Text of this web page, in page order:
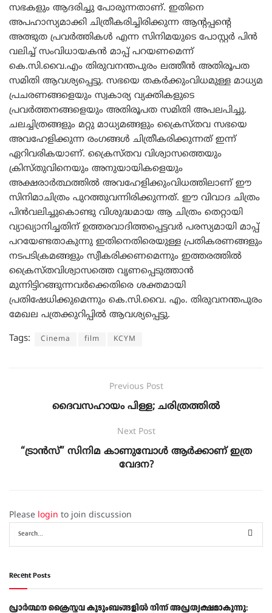
സഭകളും ആദരിച്ചു പോരുന്നതാണ്. ഇതിനെ
അപഹാസ്യമാക്കി ചിത്രീകരിച്ചിരിക്കുന്ന ആന്റപ്പന്റെ
അത്ഭുത പ്രവർത്തികൾ എന്ന സിനിമയുടെ പോസ്റ്റർ പിൻ
വലിച്ച് സംവിധായകൻ മാപ്പ് പറയണമെന്ന്
കെ.സി.വൈ.എം തിരുവനന്തപുരം ലത്തീൻ അതിരൂപത
സമിതി ആവശ്യപ്പെട്ടു. സഭയെ തകർക്കുംവിധമുള്ള മാധ്യമ
പ്രചരണങ്ങളെയും സ്വകാര്യ വ്യക്തികളുടെ
പ്രവർത്തനങ്ങളെയും അതിരൂപത സമിതി അപലപിച്ചു.
ചലച്ചിത്രങ്ങളും മറ്റു മാധ്യമങ്ങളും ക്രൈസ്തവ സഭയെ
അവഹേളിക്കുന്ന രംഗങ്ങൾ ചിത്രീകരിക്കുന്നത് ഇന്ന്
ഏറിവരികയാണ്. ക്രൈസ്തവ വിശ്വാസത്തെയും
ക്രിസ്തുവിനെയും അനുയായികളെയും
അക്ഷരാർത്ഥത്തിൽ അവഹേളിക്കുംവിധത്തിലാണ് ഈ
സിനിമാചിത്രം പുറത്തുവന്നിരിക്കുന്നത്. ഈ വിവാദ ചിത്രം
പിൻവലിച്ചുകൊണ്ടു വിശുദ്ധമായ ആ ചിത്രം തെറ്റായി
വ്യാഖ്യാനിച്ചതിന് ഉത്തരവാദിത്തപ്പെട്ടവർ പരസ്യമായി മാപ്പ്
പറയേണ്ടതാകുന്നു ഇതിനെതിരെയുള്ള പ്രതികരണങ്ങളും
നടപടിക്രമങ്ങളും സ്വീകരിക്കണമെന്നും ഇത്തരത്തിൽ
ക്രൈസ്തവിശ്വാസത്തെ വൃണപ്പെടുത്താൻ
മുന്നിട്ടിറങ്ങുന്നവർക്കെതിരെ ശക്തമായി
പ്രതിഷേധിക്കുമെന്നും കെ.സി.വൈ. എം. തിരുവനന്തപുരം
മേഖല പത്രക്കുറിപ്പിൽ ആവശ്യപ്പെട്ടു.
Tags: Cinema film KCYM
Previous Post
ദൈവസഹായം പിള്ള; ചരിത്രത്തില്‍
Next Post
“ട്രാൻസ്” സിനിമ കാണുമ്പോൾ ആർക്കാണ് ഇത്ര
വേദന?
Please login to join discussion
Recent Posts
പ്രാര്‍ത്ഥന ക്രൈസ്തവ കുടുംബങ്ങളില്‍ നിന്ന് അപ്രത്യക്ഷമാകുന്നു: